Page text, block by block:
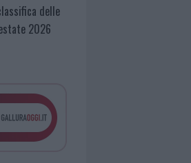
delle
2026